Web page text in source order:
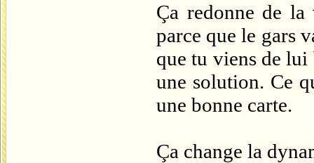
Ça redonne de la
parce que le gars
que tu viens de
une solution. Ce
une bonne carte.
Ça change la